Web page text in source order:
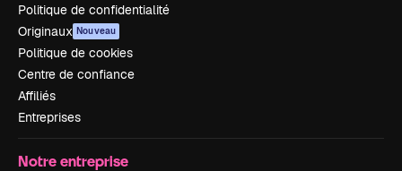
Politique de confidentialité
Originaux Nouveau
Politique de cookies
Centre de confiance
Affiliés
Entreprises
Notre entreprise